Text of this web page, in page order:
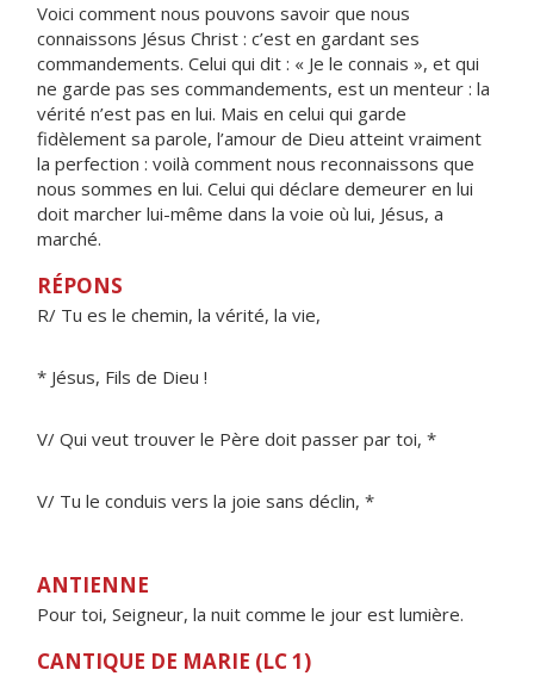
Voici comment nous pouvons savoir que nous
connaissons Jésus Christ : c’est en gardant ses
commandements. Celui qui dit : « Je le connais », et qui
ne garde pas ses commandements, est un menteur : la
vérité n’est pas en lui. Mais en celui qui garde
fidèlement sa parole, l’amour de Dieu atteint vraiment
la perfection : voilà comment nous reconnaissons que
nous sommes en lui. Celui qui déclare demeurer en lui
doit marcher lui-même dans la voie où lui, Jésus, a
marché.
RÉPONS
R/ Tu es le chemin, la vérité, la vie,
* Jésus, Fils de Dieu !
V/ Qui veut trouver le Père doit passer par toi, *
V/ Tu le conduis vers la joie sans déclin, *
ANTIENNE
Pour toi, Seigneur, la nuit comme le jour est lumière.
CANTIQUE DE MARIE (LC 1)